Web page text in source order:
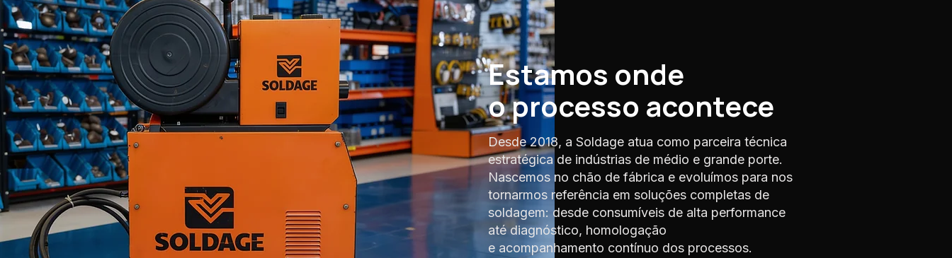
Estamos onde
o processo acontece
Desde 2018, a Soldage atua como parceira técnica
estratégica de indústrias de médio e grande porte.
Nascemos no chão de fábrica e evoluímos para nos
tornarmos referência em soluções completas de
soldagem: desde consumíveis de alta performance
até diagnóstico, homologação
e acompanhamento contínuo dos processos.